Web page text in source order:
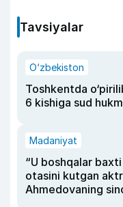
Tavsiyalar
O‘zbekiston
Toshkentda
6 kishiga sud
Madaniyat
“U boshqalar
otasini kutgan
Ahmedovaning